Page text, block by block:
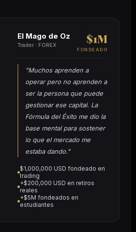
El Mago de Oz
Trader · FOREX $1M
FONDEADO
"Muchos aprenden a
operar pero no aprenden a
ser la persona que puede
gestionar ese capital. La
Fórmula del Éxito me dio la
base mental para sostener
lo que el mercado me
estaba dando."
$1,000,000 USD fondeado en
trading
+$200,000 USD en retiros
reales
+$5M fondeados en
estudiantes